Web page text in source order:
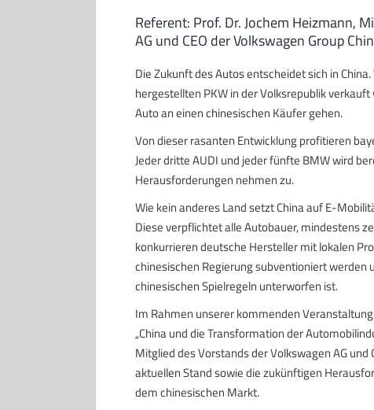
Referent: Prof. Dr. Jochem Heizmann,
AG und CEO der Volkswagen Group
Die Zukunft des Autos entscheidet sich in
hergestellten PKW in der Volksrepublik
Auto an einen chinesischen Käufer gehen.
Von dieser rasanten Entwicklung profitieren
Jeder dritte AUDI und jeder fünfte BMW wird
Herausforderungen nehmen zu.
Wie kein anderes Land setzt China auf E-
Diese verpflichtet alle Autobauer, mindestens
konkurrieren deutsche Hersteller mit lokalen
chinesischen Regierung subventioniert werden
chinesischen Spielregeln unterworfen ist.
Im Rahmen unserer kommenden
„China und die Transformation der
Mitglied des Vorstands der Volkswagen AG und
aktuellen Stand sowie die zukünftigen
dem chinesischen Markt.